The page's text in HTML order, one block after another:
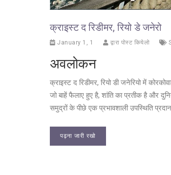
क्राइस्ट द रिडीमर, रियो डे जनेरो
January 1, 1 द्वारा पोस्ट कियेलो
अवलोकन
क्राइस्ट द रिडीमर, रियो डी जनेरियो में
जो बाहें फैलाए हुए है, शांति का प्रतीक है और
समुद्रों के पीछे एक प्रभावशाली उपस्थिति
पढ़ना जारी रखो